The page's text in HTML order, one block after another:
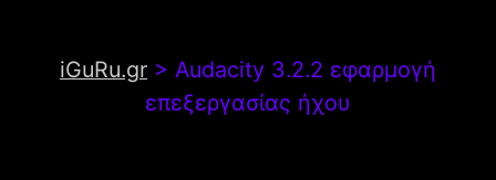
iGuRu.gr > Audacity 3.2.2 εφαρμογή
επεξεργασίας ήχου